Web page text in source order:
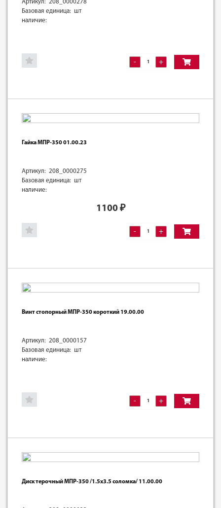
Артикул: 208_0000278
Базовая единица: шт
наличие:
- +
Гайка МПР-350 01.00.23
Артикул: 208_0000275
Базовая единица: шт
наличие:
1100₽
- +
Винт стопорный МПР-350 короткий 19.00.00
Артикул: 208_0000157
Базовая единица: шт
наличие:
- +
Диск терочный МПР-350 /1.5х3.5 соломка/ 11.00.00